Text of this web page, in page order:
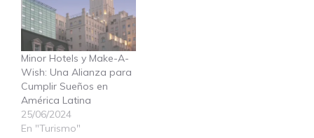
Minor Hotels y Make-A-
Wish: Una Alianza para
Cumplir Sueños en
América Latina
25/06/2024
En "Turismo"